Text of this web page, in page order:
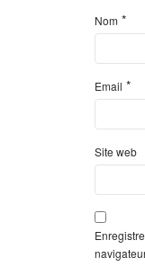
Nom *
Email *
Site web